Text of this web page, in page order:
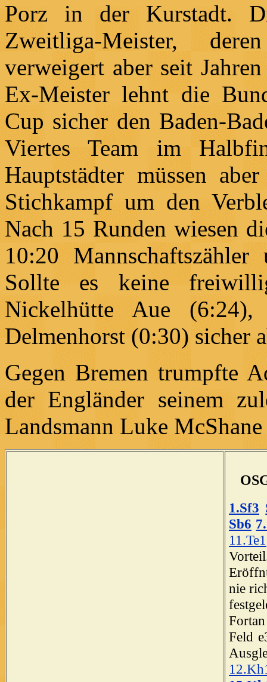
Porz in der Kurstadt.
Zweitliga-Meister,
verweigert aber seit
Ex-Meister lehnt die
Cup sicher den Baden-
Viertes Team im
Hauptstädter müssen
Stichkampf um den
Nach 15 Runden wiesen
10:20
Sollte es keine
Nickelhütte Aue
Delmenhorst (0:30) sicher
Gegen Bremen trumpfte
der Engländer seinem
Landsmann Luke
1.Sf3
Sb6
11.Te1
nie
Feld